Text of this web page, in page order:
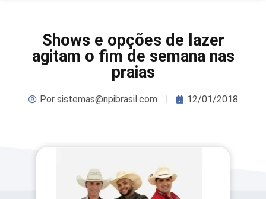
Shows e opções de lazer
agitam o fim de semana nas
praias
Porsistemas@npibrasil.com 12/01/2018